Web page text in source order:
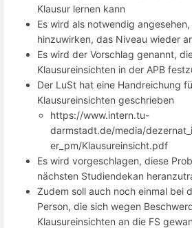
Klausur lernen kann
Es wird als notwendig
hinzuwirken, das Niveau wieder
Es wird der Vorschlag genannt,
Klausureinsichten in der APB
Der LuSt hat eine Handreichung
Klausureinsichten geschrieben
https://www.intern.tu-
darmstadt.de/media/
er_pm/Klausureinsicht.pdf
Es wird vorgeschlagen, diese
nächsten Studiendekan
Zudem soll auch noch einmal bei
Person, die sich wegen
Klausureinsichten an die FS